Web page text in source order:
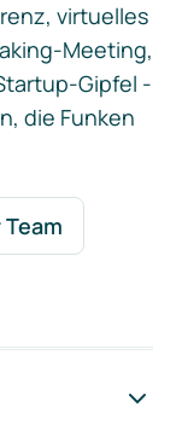
virtuelles
Meeting,
Gipfel -
die Funken